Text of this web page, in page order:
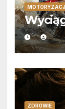
ZDROWIE